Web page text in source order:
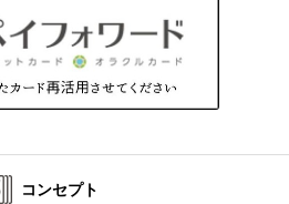
コンセプト